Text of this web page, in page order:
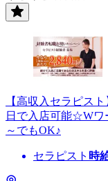
【高収入セラピス
日で入店可能☆Wワ
～でもOK♪
セラピスト 時